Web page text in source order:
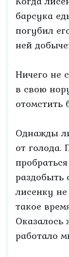
барсука
погубил
ней
Ничего не
в свою
отомстить
Однажды
от голода.
раздобыть
лисенку
такое
Оказалось
работало